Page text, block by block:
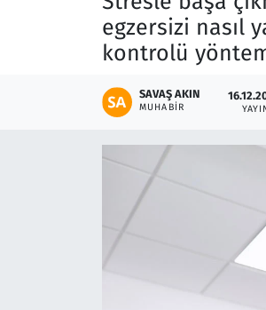
egzersizi nasıl
kontrolü
SAVAŞ AKIN
MUHABIR
Televizyon